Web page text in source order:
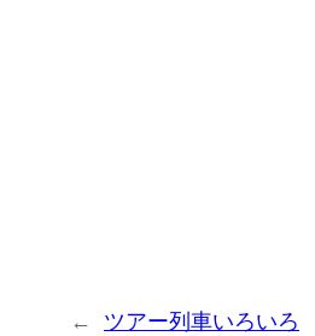
← ツアー列車いろいろ